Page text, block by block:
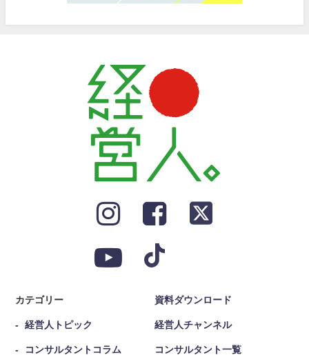
カテゴリー
経営人トピック
コンサルタントコラム
資料ダウンロード
経営人チャンネル
コンサルタント一覧